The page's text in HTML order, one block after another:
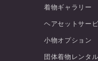
着物ギャラリー
ヘアセットサー
小物オプション
団体着物レンタル